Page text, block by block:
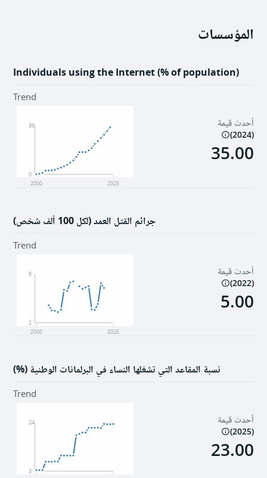
المؤسسات
Individuals using the Internet (% of population)
أحدث قيمة
(
2024
)
35.00
Trend
2000 2025
0
36
جرائم القتل العمد (لكل 100 ألف شخص)
أحدث قيمة
(
2022
)
5.00
Trend
2000 2025
2
6
نسبة المقاعد التي تشغلها النساء في البرلمانات الوطنية (%)
أحدث قيمة
(
2025
)
23.00
Trend
3
24